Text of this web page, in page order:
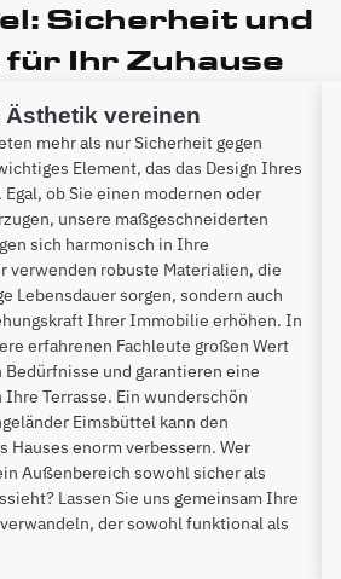
Sicherheit und
für Ihr Zuhause
vereinen
mehr als nur Sicherheit gegen
Element, das das Design Ihres
ob Sie einen modernen oder
unsere maßgeschneiderten
sich harmonisch in Ihre
verwenden robuste Materialien, die
Lebensdauer sorgen, sondern auch
Ihrer Immobilie erhöhen. In
erfahrenen Fachleute großen Wert
und garantieren eine
Ihre Terrasse. Ein wunderschön
Eimsbüttel kann den
Hauses enorm verbessern. Wer
Außenbereich sowohl sicher als
Lassen Sie uns gemeinsam Ihre
der sowohl funktional als